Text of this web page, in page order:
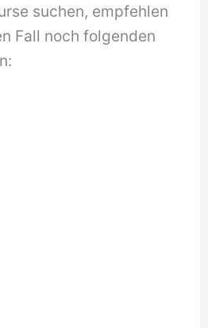
suchen, empfehlen
Fall noch folgenden